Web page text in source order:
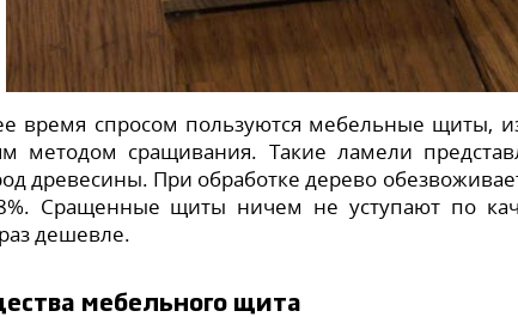
время спросом пользуются мебельные щиты,
методом сращивания. Такие ламели
древесины. При обработке дерево
Сращенные щиты ничем не уступают по
дешевле.
мебельного щита